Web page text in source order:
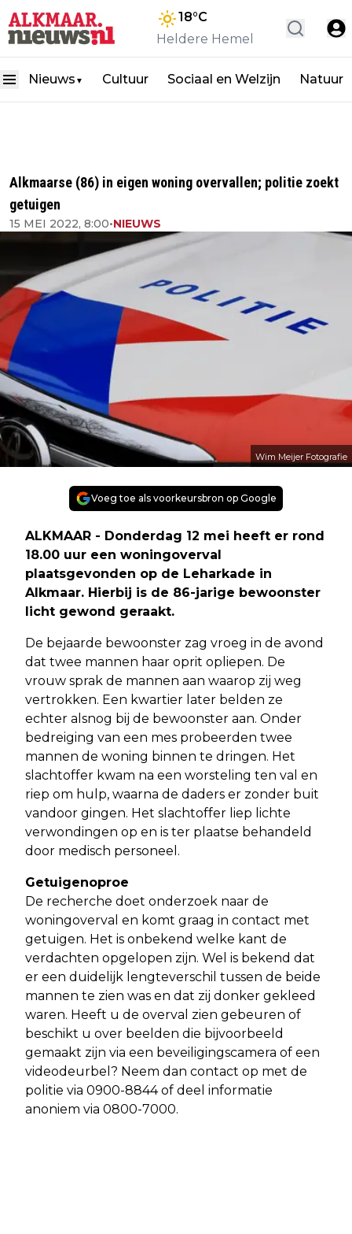
18°C
Heldere Hemel
Nieuws ▼ Cultuur Sociaal en Welzijn Natuur
Alkmaarse (86) in eigen woning overvallen; politie zoekt
getuigen
15 MEI 2022, 8:00•NIEUWS
Wim Meijer Fotografie
Voeg toe als voorkeursbron op Google
ALKMAAR - Donderdag 12 mei heeft er rond
18.00 uur een woningoverval
plaatsgevonden op de Leharkade in
Alkmaar. Hierbij is de 86-jarige bewoonster
licht gewond geraakt.
De bejaarde bewoonster zag vroeg in de avond
dat twee mannen haar oprit opliepen. De
vrouw sprak de mannen aan waarop zij weg
vertrokken. Een kwartier later belden ze
echter alsnog bij de bewoonster aan. Onder
bedreiging van een mes probeerden twee
mannen de woning binnen te dringen. Het
slachtoffer kwam na een worsteling ten val en
riep om hulp, waarna de daders er zonder buit
vandoor gingen. Het slachtoffer liep lichte
verwondingen op en is ter plaatse behandeld
door medisch personeel.
Getuigenoproe
De recherche doet onderzoek naar de
woningoverval en komt graag in contact met
getuigen. Het is onbekend welke kant de
verdachten opgelopen zijn. Wel is bekend dat
er een duidelijk lengteverschil tussen de beide
mannen te zien was en dat zij donker gekleed
waren. Heeft u de overval zien gebeuren of
beschikt u over beelden die bijvoorbeeld
gemaakt zijn via een beveiligingscamera of een
videodeurbel? Neem dan contact op met de
politie via 0900-8844 of deel informatie
anoniem via 0800-7000.